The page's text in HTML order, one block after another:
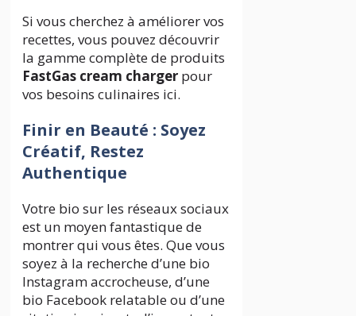
Si vous cherchez à améliorer vos
recettes, vous pouvez découvrir
la gamme complète de produits
FastGas cream charger pour
vos besoins culinaires ici.
Finir en Beauté : Soyez
Créatif, Restez
Authentique
Votre bio sur les réseaux sociaux
est un moyen fantastique de
montrer qui vous êtes. Que vous
soyez à la recherche d’une bio
Instagram accrocheuse, d’une
bio Facebook relatable ou d’une